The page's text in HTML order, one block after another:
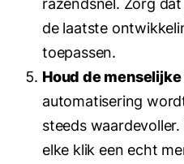
razendsnel. Zorg
de laatste
toepassen.
Houd de
automatisering
steeds
elke klik een echt